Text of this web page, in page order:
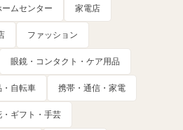
ムセンター 家電店
ファッション
眼鏡・コンタクト・ケア用品
・自転車 携帯・通信・家電
・ギフト・手芸